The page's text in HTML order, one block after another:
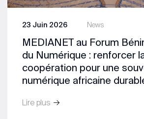
News
23 Juin 2026
MEDIANET au Forum
du Numérique : renforcer
coopération pour une
numérique africaine
Lire plus